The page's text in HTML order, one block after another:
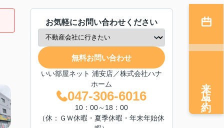
お気軽にお問い合わせください
無料お問い合わせ
いい部屋ネット 浦安店／株式会社ハナ
ホーム
047-306-6016
10：00～18：00
（休：ＧＷ休暇・夏季休暇・年末年始休
来店予約